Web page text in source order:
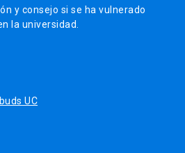
y consejo si se ha vulnerado
la universidad.
UC